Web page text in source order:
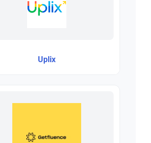
Uplix